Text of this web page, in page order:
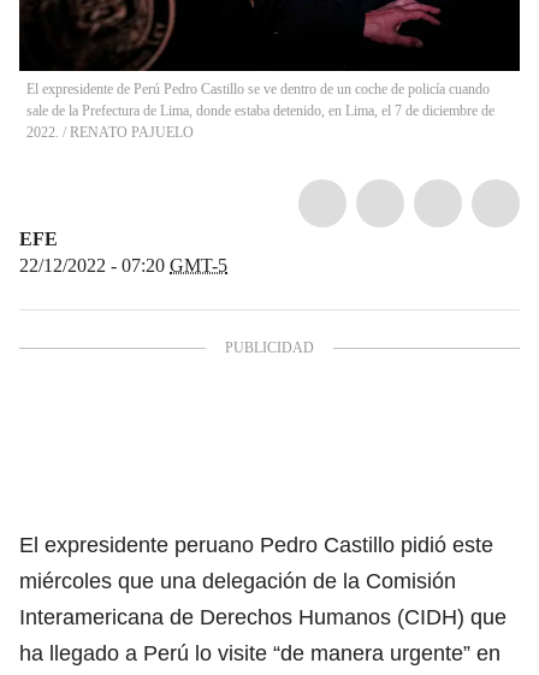
El expresidente de Perú Pedro Castillo se ve dentro de un coche de policía cuando
sale de la Prefectura de Lima, donde estaba detenido, en Lima, el 7 de diciembre de
2022. / RENATO PAJUELO
EFE
22/12/2022 - 07:20 GMT-5
El expresidente peruano Pedro Castillo pidió este
miércoles que una delegación de la Comisión
Interamericana de Derechos Humanos (CIDH) que
ha llegado a Perú lo visite “de manera urgente” en